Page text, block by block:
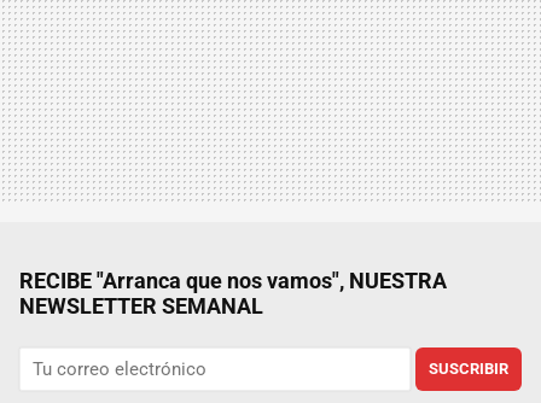
RECIBE "Arranca que nos vamos", NUESTRA
NEWSLETTER SEMANAL
SUSCRIBIR